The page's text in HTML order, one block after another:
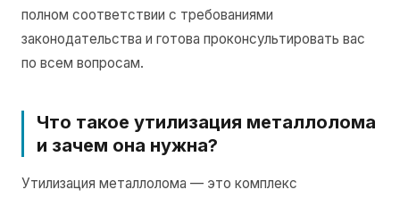
полном соответствии с требованиями
законодательства и готова проконсультировать вас
по всем вопросам.
Что такое утилизация металлолома
и зачем она нужна?
Утилизация металлолома — это комплекс